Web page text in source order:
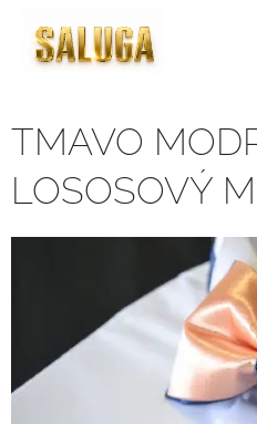
TMAVO
LOSOSOVÝ